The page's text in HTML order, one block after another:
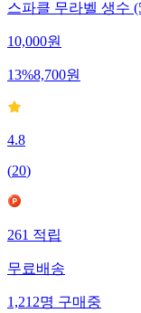
스파클 무라벨 생수
10,000원
13%8,700원
4.8
(20)
261적립
무료배송
1,212명구매중